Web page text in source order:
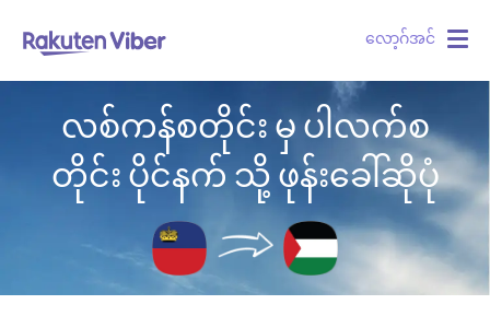
လော့ဂ်အင်
လစ်ကန်စတိုင်း မှ ပါလက်စ
တိုင်း ပိုင်နက် သို့ ဖုန်းခေါ်ဆိုပုံ